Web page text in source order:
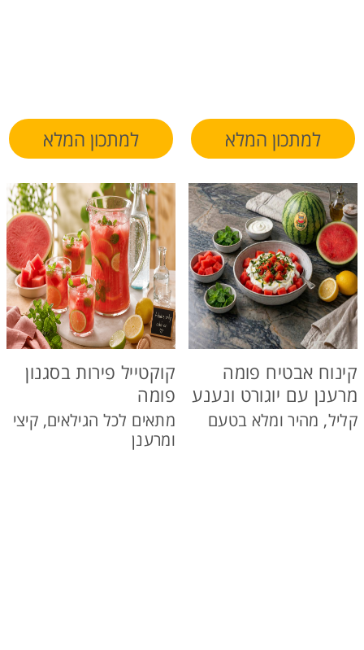
למתכון המלא למתכון המלא
קינוח אבטיח פומה
מרענן עם יוגורט ונענע
קליל, מהיר ומלא בטעם
קוקטייל פירות בסגנון
פומה
מתאים לכל הגילאים, קיצי
ומרענן